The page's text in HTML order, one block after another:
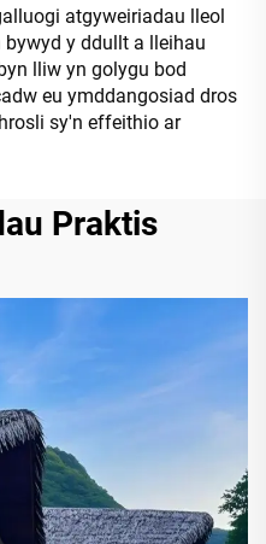
atgyweiriadau lleol
y ddullt a lleihau
lliw yn golygu bod
eu ymddangosiad dros
sy'n effeithio ar
Praktis